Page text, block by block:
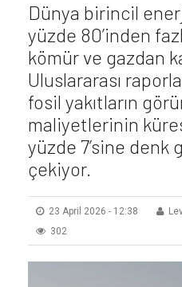
Dünya birincil
yüzde 80’inden
kömür ve gazdan
Uluslararası
fosil yakıtların
maliyetlerinin
yüzde 7’sine denk
çekiyor.
23 April 2026 - 12:38
302